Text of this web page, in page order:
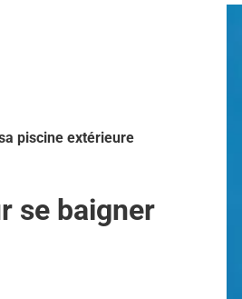
piscine extérieure
se baigner